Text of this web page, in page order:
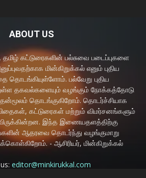
ABOUT US
கட்டுரைகளின் பல்சுவை படைப்புகளை
மின்கிறுக்கல் எனும் புதிய
பல்வேறு புதிய
தகவல்களையும் வழங்கும் நோக்கத்தோடு
தொடங்குகிறோம். தொடர்ச்சியாக
கட்டுரைகள் மற்றும் விமர்சனங்களும்
இந்த இணையதளத்திற்கு
ஆதரவை தொடர்ந்து வழங்குமாறு
- ஆசிரியர், மின்கிறுக்கல்
editor@minkirukkal.com